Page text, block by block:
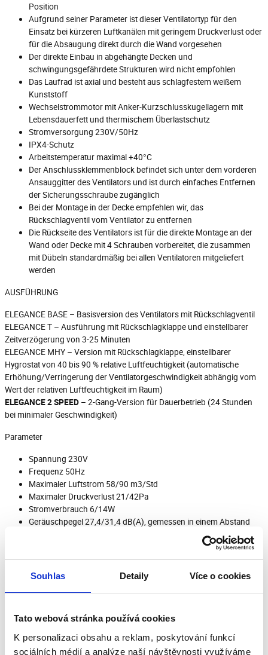
Souhlas Detaily Více o cookies
Tato webová stránka používá cookies
K personalizaci obsahu a reklam, poskytování funkcí
sociálních médií a analýze naší návštěvnosti využíváme
Position
Aufgrund seiner Parameter ist dieser Ventilatortyp für den
Einsatz bei kürzeren Luftkanälen mit geringem Druckverlust oder
für die Absaugung direkt durch die Wand vorgesehen
Der direkte Einbau in abgehängte Decken und
schwingungsgefährdete Strukturen wird nicht empfohlen
Das Laufrad ist axial und besteht aus schlagfestem weißem
Kunststoff
Wechselstrommotor mit Anker-Kurzschlusskugellagern mit
Lebensdauerfett und thermischem Überlastschutz
Stromversorgung 230V/50Hz
IPX4-Schutz
Arbeitstemperatur maximal +40°C
Der Anschlussklemmenblock befindet sich unter dem vorderen
Ansauggitter des Ventilators und ist durch einfaches Entfernen
der Sicherungsschraube zugänglich
Bei der Montage in der Decke empfehlen wir, das
Rückschlagventil vom Ventilator zu entfernen
Die Rückseite des Ventilators ist für die direkte Montage an der
Wand oder Decke mit 4 Schrauben vorbereitet, die zusammen
mit Dübeln standardmäßig bei allen Ventilatoren mitgeliefert
werden
AUSFÜHRUNG
ELEGANCE BASE – Basisversion des Ventilators mit Rückschlagventil
ELEGANCE T – Ausführung mit Rückschlagklappe und einstellbarer
Zeitverzögerung von 3-25 Minuten
ELEGANCE MHY – Version mit Rückschlagklappe, einstellbarer
Hygrostat von 40 bis 90 % relative Luftfeuchtigkeit (automatische
Erhöhung/Verringerung der Ventilatorgeschwindigkeit abhängig vom
Wert der relativen Luftfeuchtigkeit im Raum)
ELEGANCE 2 SPEED – 2-Gang-Version für Dauerbetrieb (24 Stunden
bei minimaler Geschwindigkeit)
Parameter
Spannung 230V
Frequenz 50Hz
Maximaler Luftstrom 58/90 m3/Std
Maximaler Druckverlust 21/42Pa
Stromverbrauch 6/14W
Geräuschpegel 27,4/31,4 dB(A), gemessen in einem Abstand
Gewicht 0,9 kg
IP-Schutz X4
Herunterladen